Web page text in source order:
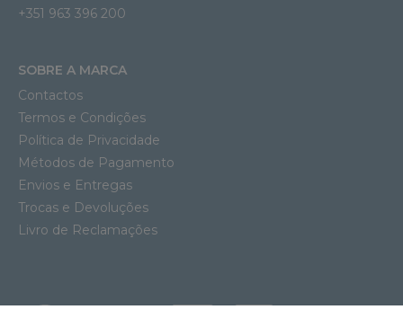
+351 963 396 200
SOBRE A MARCA
Contactos
Termos e Condições
Política de Privacidade
Métodos de Pagamento
Envios e Entregas
Trocas e Devoluções
Livro de Reclamações